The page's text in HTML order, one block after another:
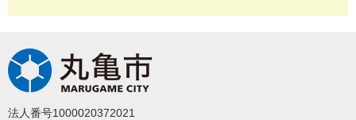
法人番号1000020372021